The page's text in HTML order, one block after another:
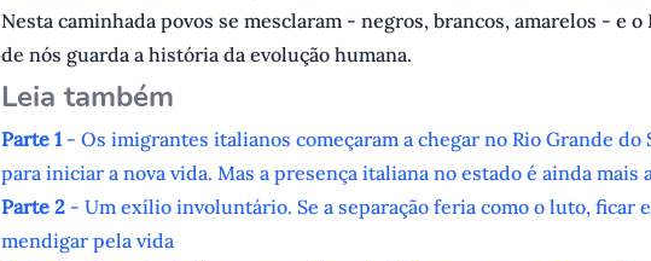
Nesta caminhada povos se mesclaram - negros, brancos, amarelos - e o
de nós guarda a história da evolução humana.
L eia também
P arte 1- Os imigrantes italianos começaram a chegar no Rio Grande do
para iniciar a nova vida. Mas a presença italiana no estado é ainda mais
P arte 2 - Um exílio involuntário. Se a separação feria como o luto, ficar
mendigar pela vida